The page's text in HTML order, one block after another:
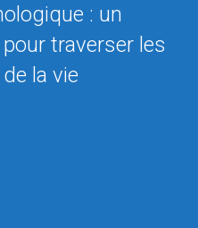
: un
traverser les
la vie